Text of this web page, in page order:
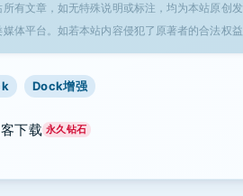
所有文章，如无特殊说明或标注，均为本站原创
体平台。如若本站内容侵犯了原著者的合法权益
Dock增强
下载 永久钻石